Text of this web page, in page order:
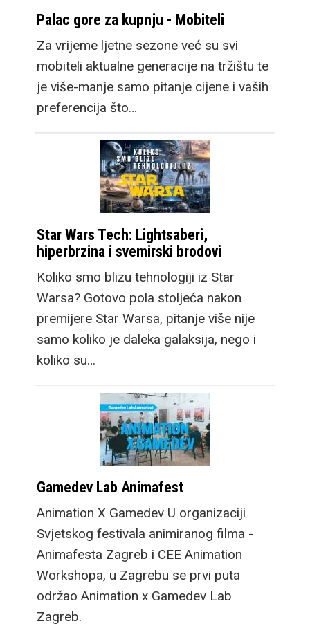
Palac gore za kupnju - Mobiteli
Za vrijeme ljetne sezone već su svi
mobiteli aktualne generacije na tržištu te
je više-manje samo pitanje cijene i vaših
preferencija što…
Star Wars Tech: Lightsaberi,
hiperbrzina i svemirski brodovi
Koliko smo blizu tehnologiji iz Star
Warsa? Gotovo pola stoljeća nakon
premijere Star Warsa, pitanje više nije
samo koliko je daleka galaksija, nego i
koliko su…
Gamedev Lab Animafest
Animation X Gamedev U organizaciji
Svjetskog festivala animiranog filma -
Animafesta Zagreb i CEE Animation
Workshopa, u Zagrebu se prvi puta
održao Animation x Gamedev Lab
Zagreb.